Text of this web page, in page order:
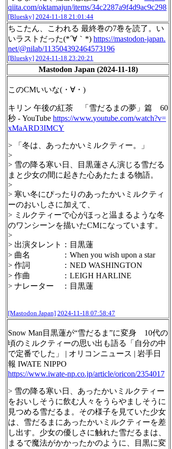
qiita.com/oktamajun/items/34c2287a9f4d9ac9c298
[Bluesky] 2024-11-18 21:01:44
ちこたん、こわれる 最終巻の7巻を読了。い
いラストだった(*´∀｀*) https://mastodon-japan.
net/@nilab/113504392464573196
[Bluesky] 2024-11-18 23:20:21
Mastodon Japan (2024-11-18)
このCMいいな(・∀・)
キリン 午後の紅茶 「雪だるまの夢」篇 60
秒 - YouTube https://www.youtube.com/watch?v=
xMaARD3IMCY
> 「冬は、あったかいミルクティー。」
>
> 雪の降る寒い日、目黒蓮さん演じる雪だる
まと少女の間に起きた心あたたまる物語。
>
> 寒い冬にぴったりのあったかいミルクティ
ーのおいしさに加えて、
> ミルクティーで心がほっと温まるような冬
のワンシーンを描いたCMになっています。
>
> 出演タレント：目黒蓮
> 曲名 ：When you wish upon a star
> 作詞 ：NED WASHINGTON
> 作曲 ：LEIGH HARLINE
> ナレーター ：目黒蓮
[Mastodon Japan] 2024-11-18 07:58:47
Snow Man目黒蓮が“雪だるま”に変身 10代の
頃のミルクティーの思い出も語る「自分の中
で定番でした」 | オリコンニュース | 岩手日
報 IWATE NIPPO
https://www.iwate-np.co.jp/article/oricon/2354017
> 雪の降る寒い日、あったかいミルクティー
をおいしそうに飲む人々をうらやましそうに
見つめる雪だるま。その様子を見ていた少女
は、雪だるまにあったかいミルクティーを差
し出す。少女の優しさに触れた雪だるまは、
まるで魔法がかかったかのように、目黒に変